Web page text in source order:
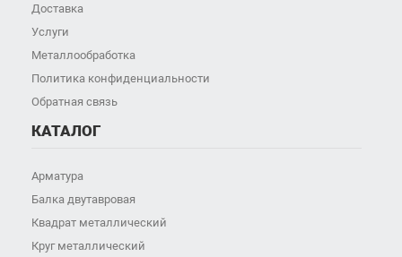
Доставка
Услуги
Металлообработка
Политика конфиденциальности
Обратная связь
КАТАЛОГ
Арматура
Балка двутавровая
Квадрат металлический
Круг металлический